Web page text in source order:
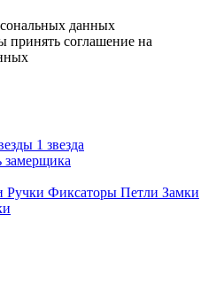
данных
соглашение на
1 звезда
замерщика
Ручки Фиксаторы Петли Замки